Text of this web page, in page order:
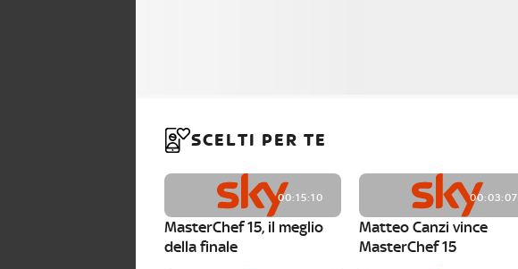
SCELTI PER TE
00:15:10
MasterChef 15, il meglio
della finale
00:03:07
Matteo Canzi vince
MasterChef 15